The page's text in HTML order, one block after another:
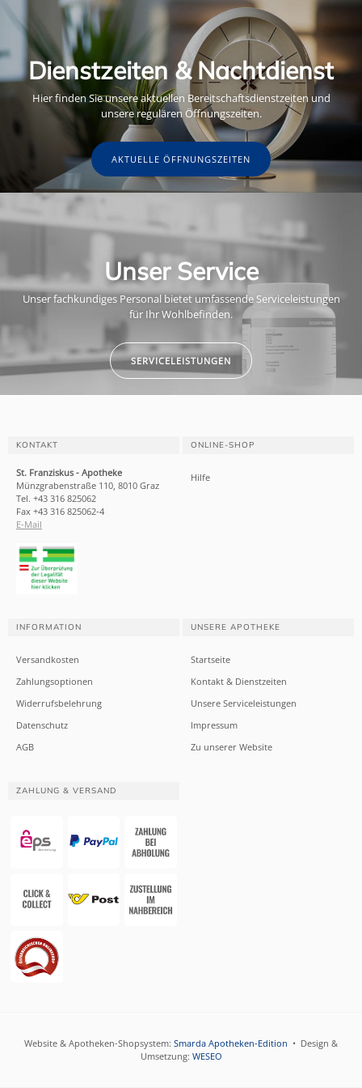
Dienstzeiten & Nachtdienst
Hier finden Sie unsere aktuellen Bereitschaftsdienstzeiten und
unsere regulären Öffnungszeiten.
AKTUELLE ÖFFNUNGSZEITEN
Unser Service
Unser fachkundiges Personal bietet umfassende Serviceleistungen
für Ihr Wohlbefinden.
SERVICELEISTUNGEN
KONTAKT
St. Franziskus - Apotheke
Münzgrabenstraße 110, 8010 Graz
Tel. +43 316 825062
Fax +43 316 825062-4
E-Mail
ONLINE-SHOP
Hilfe
INFORMATION
Versandkosten
Zahlungsoptionen
Widerrufsbelehrung
Datenschutz
AGB
UNSERE APOTHEKE
Startseite
Kontakt & Dienstzeiten
Unsere Serviceleistungen
Impressum
Zu unserer Website
ZAHLUNG & VERSAND
Website & Apotheken-Shopsystem: Smarda Apotheken-Edition • Design &
Umsetzung: WESEO